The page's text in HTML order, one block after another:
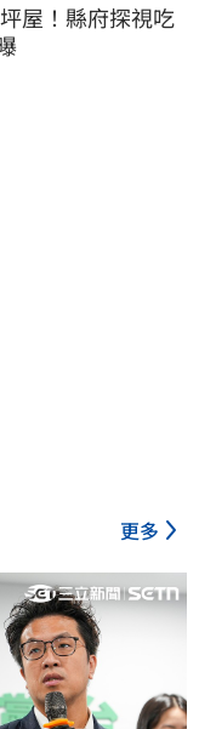
屋！縣府探視吃
更多